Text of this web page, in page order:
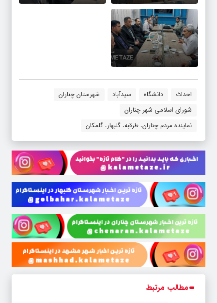
احداث دانشگاه سیدآباد
شهرستان چناران
شورای اسلامی شهر چناران
نماینده مردم چناران، طرقبه، گلبهار، گلمکان
مطالب مرتبط